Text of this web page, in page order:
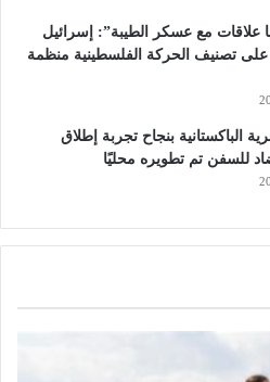
علاقات مع عسكر الطيبة”: إسرائيل
على تصنيف الحركة الفلسطينية منظمة
الباكستانية بنجاح تجربة إطلاق
للسفن تم تطويره محليًا